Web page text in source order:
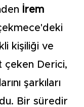
İrem
kişiliği ve
çeken Derici,
şarkıları
Bir süredir